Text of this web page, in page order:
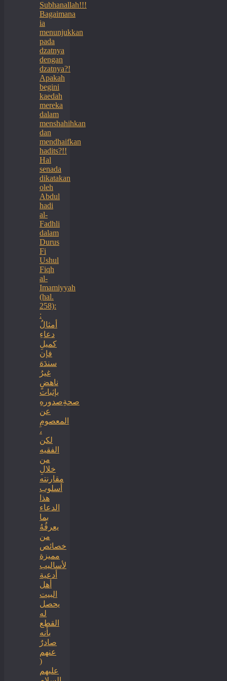
Subhanallah!!!
Bagaimana
ia
menunjukkan
pada
dzatnya
dengan
dzatnya?!
Apakah
begini
kaedah
mereka
dalam
menshahihkan
dan
mendhaifkan
hadits?!!
Hal
senada
dikatakan
oleh
Abdul
hadi
al-
Fadhli
dalam
Durus
Fi
Ushul
Fiqh
al-
Imamiyyah
(hal.
258):
:
أمثالُ
دعاءِ
كميلِ
فإن
سندَهَ
غيرُ
ناهضٍ
بإثبات
صحةِصدورهِ
عن
المعصومِ
،
لكن
الفقيه
من
خلالِ
مقارنته
أسلوب
هذا
الدعاء
بما
يعرفُهُ
من
خصائص
مميزة
لأساليب
أدعية
أهل
البيت
يحصل
له
القطع
بأنه
صادرٌ
عنهم
(
عليهم